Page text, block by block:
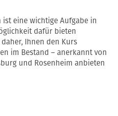
eine wichtige Aufgabe in
dafür bieten
Ihnen den Kurs
im Bestand – anerkannt von
und Rosenheim anbieten